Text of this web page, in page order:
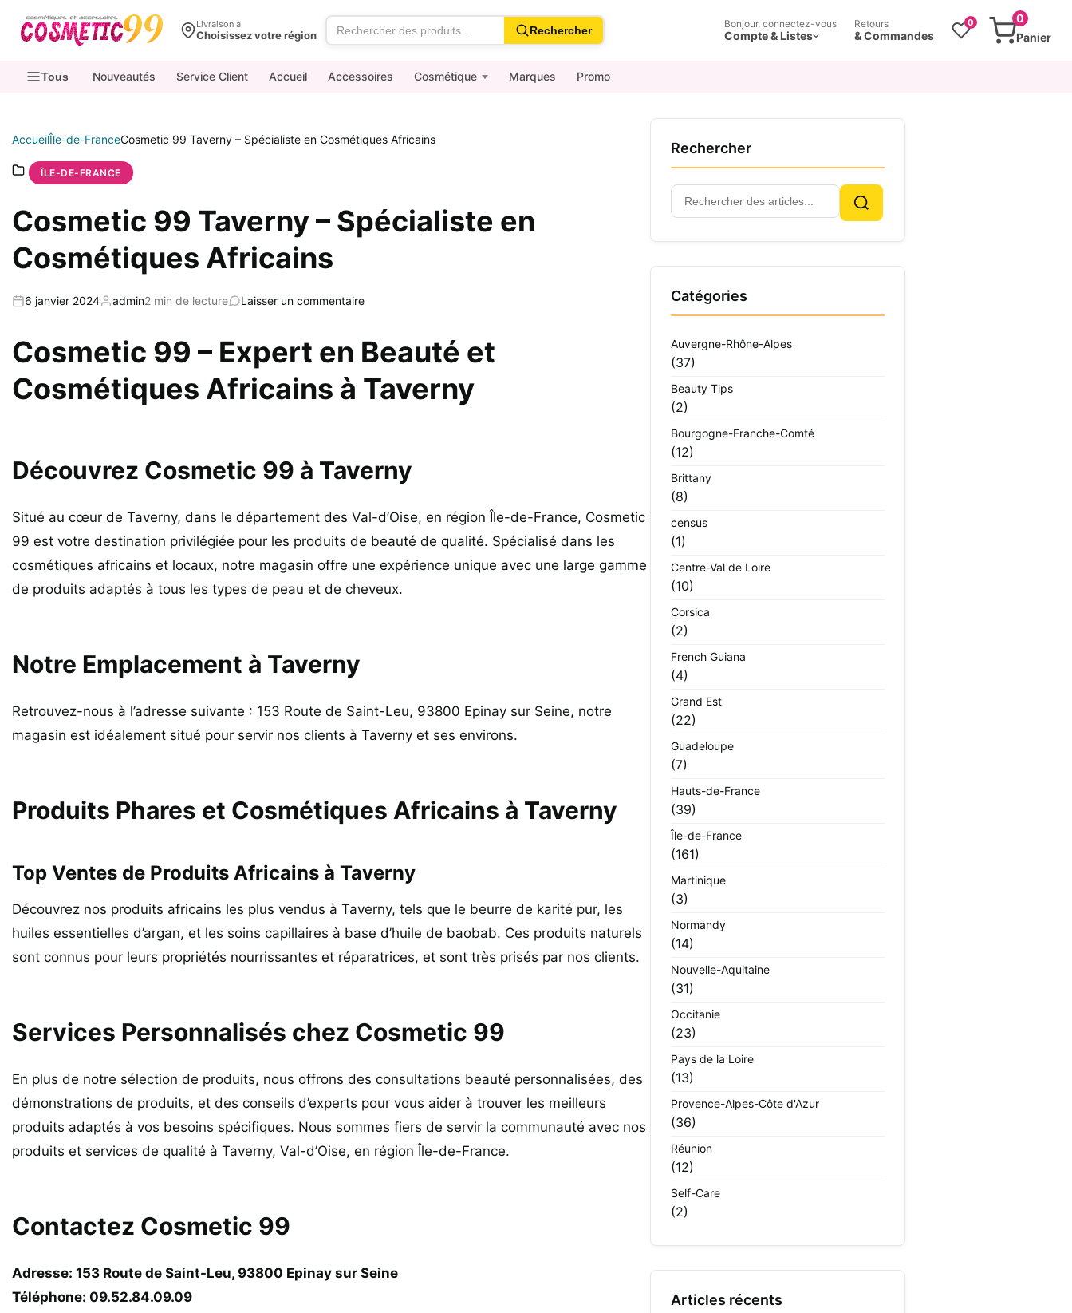
contenu
Livraison à
Choisissez votre région Rechercher
Bonjour, connectez-vous
Compte & Listes
Retours
& Commandes
0
0
Panier
Tous Nouveautés Service Client Accueil Accessoires Cosmétique Marques Promo
AccueilÎle-de-FranceCosmetic 99 Taverny – Spécialiste en Cosmétiques Africains
ÎLE-DE-FRANCE
Cosmetic 99 Taverny – Spécialiste en
Cosmétiques Africains
6 janvier 2024 admin2 min de lecture Laisser un commentaire
Cosmetic 99 – Expert en Beauté et
Cosmétiques Africains à Taverny
Découvrez Cosmetic 99 à Taverny
Situé au cœur de Taverny, dans le département des Val-d’Oise, en région Île-de-France, Cosmetic
99 est votre destination privilégiée pour les produits de beauté de qualité. Spécialisé dans les
cosmétiques africains et locaux, notre magasin offre une expérience unique avec une large gamme
de produits adaptés à tous les types de peau et de cheveux.
Notre Emplacement à Taverny
Retrouvez-nous à l’adresse suivante : 153 Route de Saint-Leu, 93800 Epinay sur Seine, notre
magasin est idéalement situé pour servir nos clients à Taverny et ses environs.
Produits Phares et Cosmétiques Africains à Taverny
Top Ventes de Produits Africains à Taverny
Découvrez nos produits africains les plus vendus à Taverny, tels que le beurre de karité pur, les
huiles essentielles d’argan, et les soins capillaires à base d’huile de baobab. Ces produits naturels
sont connus pour leurs propriétés nourrissantes et réparatrices, et sont très prisés par nos clients.
Services Personnalisés chez Cosmetic 99
En plus de notre sélection de produits, nous offrons des consultations beauté personnalisées, des
démonstrations de produits, et des conseils d’experts pour vous aider à trouver les meilleurs
produits adaptés à vos besoins spécifiques. Nous sommes fiers de servir la communauté avec nos
produits et services de qualité à Taverny, Val-d’Oise, en région Île-de-France.
Contactez Cosmetic 99
Adresse: 153 Route de Saint-Leu, 93800 Epinay sur Seine
Téléphone: 09.52.84.09.09
Rechercher
Rechercher
:
Rechercher
Catégories
Auvergne-Rhône-Alpes
(37)
Beauty Tips
(2)
Bourgogne-Franche-Comté
(12)
Brittany
(8)
census
(1)
Centre-Val de Loire
(10)
Corsica
(2)
French Guiana
(4)
Grand Est
(22)
Guadeloupe
(7)
Hauts-de-France
(39)
Île-de-France
(161)
Martinique
(3)
Normandy
(14)
Nouvelle-Aquitaine
(31)
Occitanie
(23)
Pays de la Loire
(13)
Provence-Alpes-Côte d'Azur
(36)
Réunion
(12)
Self-Care
(2)
Articles récents